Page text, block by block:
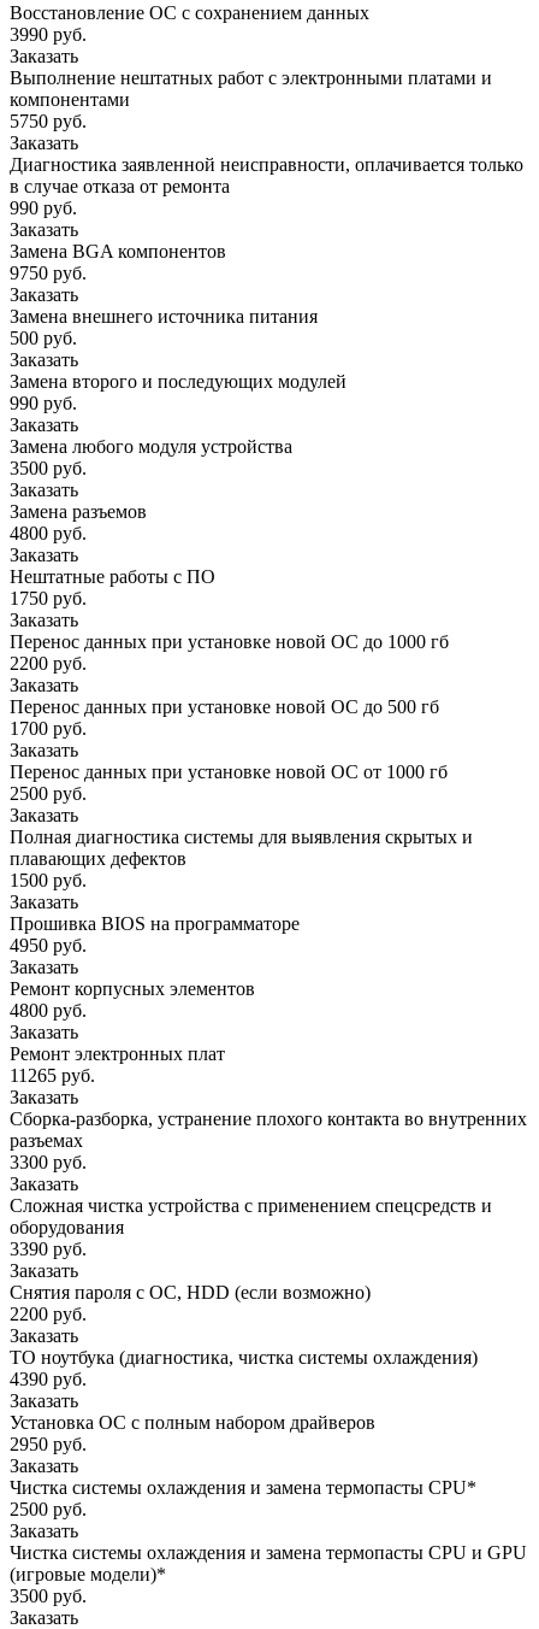
Восстановление ОС с сохранением данных
3990 руб.
Заказать
Выполнение нештатных работ с электронными платами и
компонентами
5750 руб.
Заказать
Диагностика заявленной неисправности, оплачивается только
в случае отказа от ремонта
990 руб.
Заказать
Замена BGA компонентов
9750 руб.
Заказать
Замена внешнего источника питания
500 руб.
Заказать
Замена второго и последующих модулей
990 руб.
Заказать
Замена любого модуля устройства
3500 руб.
Заказать
Замена разъемов
4800 руб.
Заказать
Нештатные работы с ПО
1750 руб.
Заказать
Перенос данных при установке новой ОС до 1000 гб
2200 руб.
Заказать
Перенос данных при установке новой ОС до 500 гб
1700 руб.
Заказать
Перенос данных при установке новой ОС от 1000 гб
2500 руб.
Заказать
Полная диагностика системы для выявления скрытых и
плавающих дефектов
1500 руб.
Заказать
Прошивка BIOS на программаторе
4950 руб.
Заказать
Ремонт корпусных элементов
4800 руб.
Заказать
Ремонт электронных плат
11265 руб.
Заказать
Сборка-разборка, устранение плохого контакта во внутренних
разъемах
3300 руб.
Заказать
Сложная чистка устройства с применением спецсредств и
оборудования
3390 руб.
Заказать
Снятия пароля с OC, HDD (если возможно)
2200 руб.
Заказать
ТО ноутбука (диагностика, чистка системы охлаждения)
4390 руб.
Заказать
Установка ОС с полным набором драйверов
2950 руб.
Заказать
Чистка системы охлаждения и замена термопасты CPU*
2500 руб.
Заказать
Чистка системы охлаждения и замена термопасты CPU и GPU
(игровые модели)*
3500 руб.
Заказать